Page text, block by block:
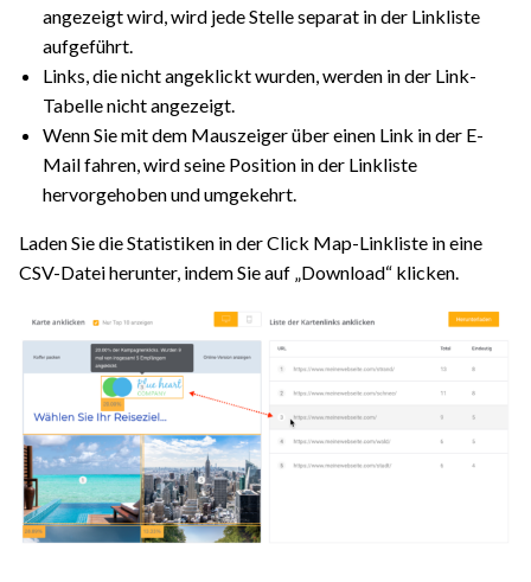
angezeigt wird, wird jede Stelle separat in der Linkliste
aufgeführt.
Links, die nicht angeklickt wurden, werden in der Link-
Tabelle nicht angezeigt.
Wenn Sie mit dem Mauszeiger über einen Link in der E-
Mail fahren, wird seine Position in der Linkliste
hervorgehoben und umgekehrt.
Laden Sie die Statistiken in der Click Map-Linkliste in eine
CSV-Datei herunter, indem Sie auf „Download“ klicken.